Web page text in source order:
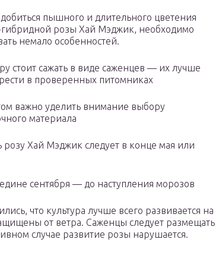
пышного и длительного цветения
розы Хай Мэджик, необходимо
немало особенностей.
стоит сажать в виде саженцев — их лучше
в проверенных питомниках
важно уделить внимание выбору
материала
розу Хай Мэджик следует в конце мая или
сентября — до наступления морозов
что культура лучше всего развивается на
от ветра. Саженцы следует размещать
случае развитие розы нарушается.